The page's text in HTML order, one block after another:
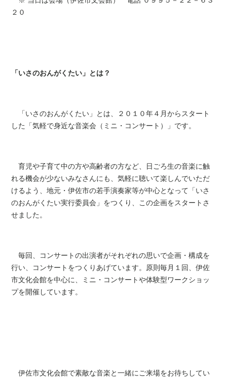
２０
「いさのおんがくたい」とは？
「いさのおんがくたい」とは、２０１０年４月からスタート
した「気軽で身近な音楽会（ミニ・コンサート）」です。
育児や子育て中の方や高齢者の方など、日ごろ生の音楽に触
れる機会が少ないみなさんにも、気軽に聴いて楽しんでいただ
けるよう、地元・伊佐市の若手演奏家等が中心となって「いさ
のおんがくたい実行委員会」をつくり、この企画をスタートさ
せました。
毎回、コンサートの出演者がそれぞれの思いで企画・構成を
行い、コンサートをつくりあげています。原則毎月１回、伊佐
市文化会館を中心に、ミニ・コンサートや体験型ワークショッ
プを開催しています。
伊佐市文化会館で素敵な音楽と一緒にご来場をお待ちしてい